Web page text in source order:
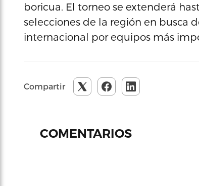
boricua. El torneo se extenderá
selecciones de la región en busca
internacional por equipos más
Compartir
COMENTARIOS